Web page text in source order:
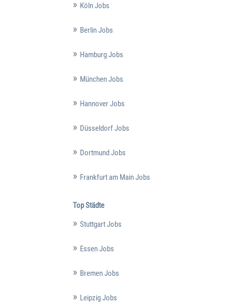
Köln Jobs
Berlin Jobs
Hamburg Jobs
München Jobs
Hannover Jobs
Düsseldorf Jobs
Dortmund Jobs
Frankfurt am Main Jobs
Top Städte
Stuttgart Jobs
Essen Jobs
Bremen Jobs
Leipzig Jobs